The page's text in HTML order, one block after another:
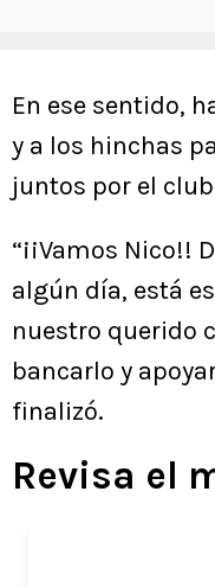
En ese sentido,
y a los hinchas
juntos por el
“¡¡Vamos Nico!!
algún día, está
nuestro querido
bancarlo y
finalizó.
Revisa el